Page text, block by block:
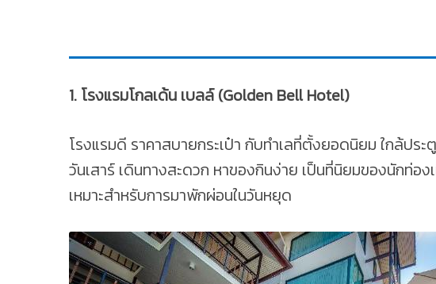
1. โรงแรมโกลเด้น เบลล์ (Golden Bell Hotel)
โรงแรมดี ราคาสบายกระเป๋า กับทำเลที่ตั้งยอดนิยม ใกล้ปร
วันเสาร์ เดินทางสะดวก หาของกินง่าย เป็นที่นิยมของนักท่
เหมาะสำหรับการมาพักผ่อนในวันหยุด